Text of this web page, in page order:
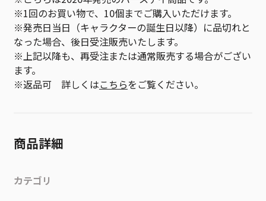
※1回のお買い物で、10個までご購入いただけます。
※発売日当日（キャラクターの誕生日以降）に品切れと
なった場合、後日受注販売いたします。
※上記以降も、再受注または通常販売する場合がござい
ます。
※返品可 詳しくはこちらをご覧ください。
商品詳細
カテゴリ